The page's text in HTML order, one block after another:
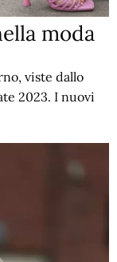
moda
viste dallo
2023. I nuovi